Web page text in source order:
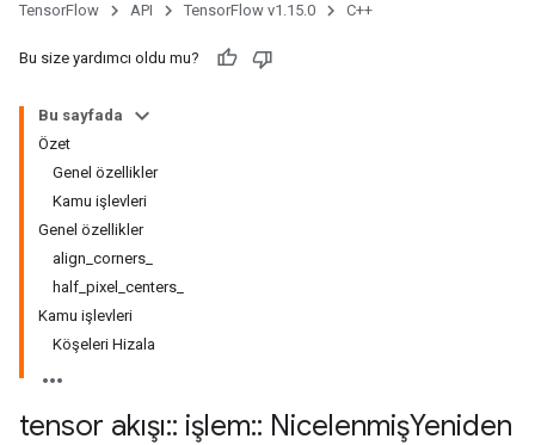
TensorFlow API TensorFlow v1.15.0 C++
Bu size yardımcı oldu mu?
Bu sayfada
Özet
Genel özellikler
Kamu işlevleri
Genel özellikler
align_corners_
half_pixel_centers_
Kamu işlevleri
Köşeleri Hizala
tensor akışı:: işlem:: NicelenmişYeniden